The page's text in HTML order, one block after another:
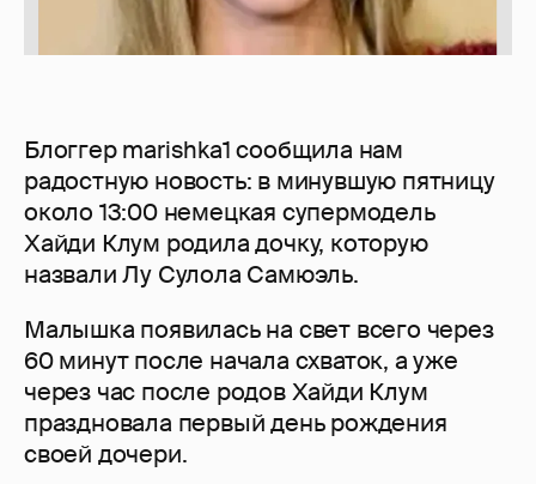
Блоггер marishka1 сообщила нам
радостную новость: в минувшую пятницу
около 13:00 немецкая супермодель
Хайди Клум родила дочку, которую
назвали Лу Сулола Самюэль.
Малышка появилась на свет всего через
60 минут после начала схваток, а уже
через час после родов Хайди Клум
праздновала первый день рождения
своей дочери.